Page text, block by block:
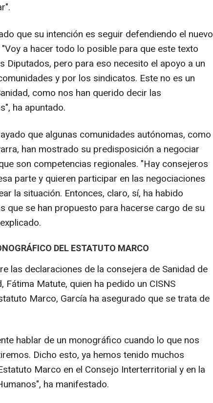
que su intención es seguir defendiendo el nuevo
a hacer todo lo posible para que este texto
Diputados, pero para eso necesito el apoyo a un
y por los sindicatos. Este no es un
como nos han querido decir las
ha apuntado.
que algunas comunidades autónomas, como
han mostrado su predisposición a negociar
son competencias regionales. "Hay consejeros
parte y quieren participar en las negociaciones
la situación. Entonces, claro, sí, ha habido
que se han propuesto para hacerse cargo de su
DEL ESTATUTO MARCO
las declaraciones de la consejera de Sanidad de
Fátima Matute, quien ha pedido un CISNS
Marco, García ha asegurado que se trata de
hablar de un monográfico cuando lo que nos
Dicho esto, ya hemos tenido muchos
Marco en el Consejo Interterritorial y en la
ha manifestado.